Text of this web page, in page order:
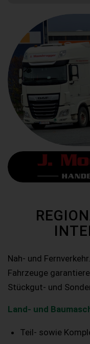
Nah- und
Fahrzeuge
Stückgut- und
Land- und
Teil- sowie